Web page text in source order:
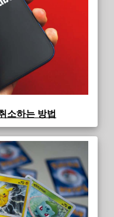
소하는 방법